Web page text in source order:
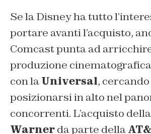
Se la Disney ha tutto
portare avanti l’acquisto,
Comcast punta ad
produzione
con laUniversal,
posizionarsi in alto nel
concorrenti. L’acquisto della
Warnerda parte della